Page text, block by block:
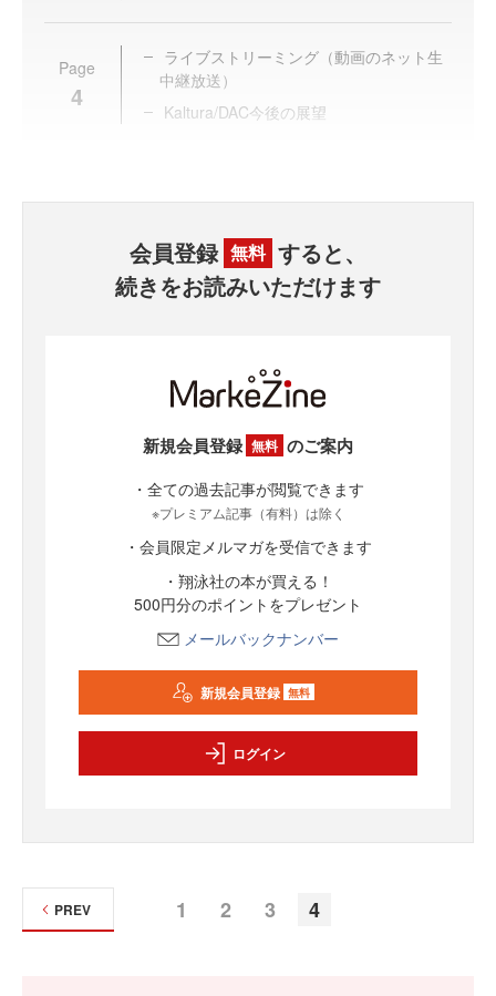
Page
4
ライブストリーミング（動画のネット生
中継放送）
Kaltura/DAC今後の展望
会員登録 無料 すると、
続きをお読みいただけます
新規会員登録 無料 のご案内
・全ての過去記事が閲覧できます
※プレミアム記事（有料）は除く
・会員限定メルマガを受信できます
・翔泳社の本が買える！
500円分のポイントをプレゼント
メールバックナンバー
新規会員登録 無料
ログイン
1 2 3 4
PREV